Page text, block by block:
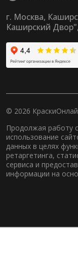
г. Москва,
Каширский
© 2026
Продолжая работу
использование
данных в целях
ретаргетинга,
сервиса и
информации на